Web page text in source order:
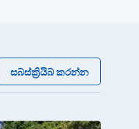
සබ්ස්ක්‍රියිබ් කරන්න